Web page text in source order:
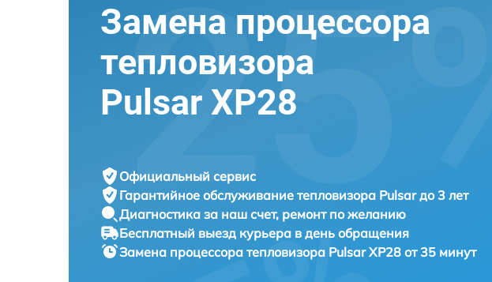
Замена процессора
тепловизора
Pulsar XP28
Официальный сервис
Гарантийное обслуживание тепловизора Pulsar до 3 лет
Диагностика за наш счет, ремонт по желанию
Бесплатный выезд курьера в день обращения
Замена процессора тепловизора Pulsar XP28 от 35 минут